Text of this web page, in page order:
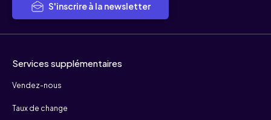
S'inscrire à la newsletter
Services supplémentaires
Vendez-nous
Taux de change